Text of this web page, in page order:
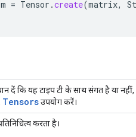
m = Tensor .create(matrix,
दें कि यह टाइप टी के साथ संगत है या
Tensorsउपयोग करें।
करता है।